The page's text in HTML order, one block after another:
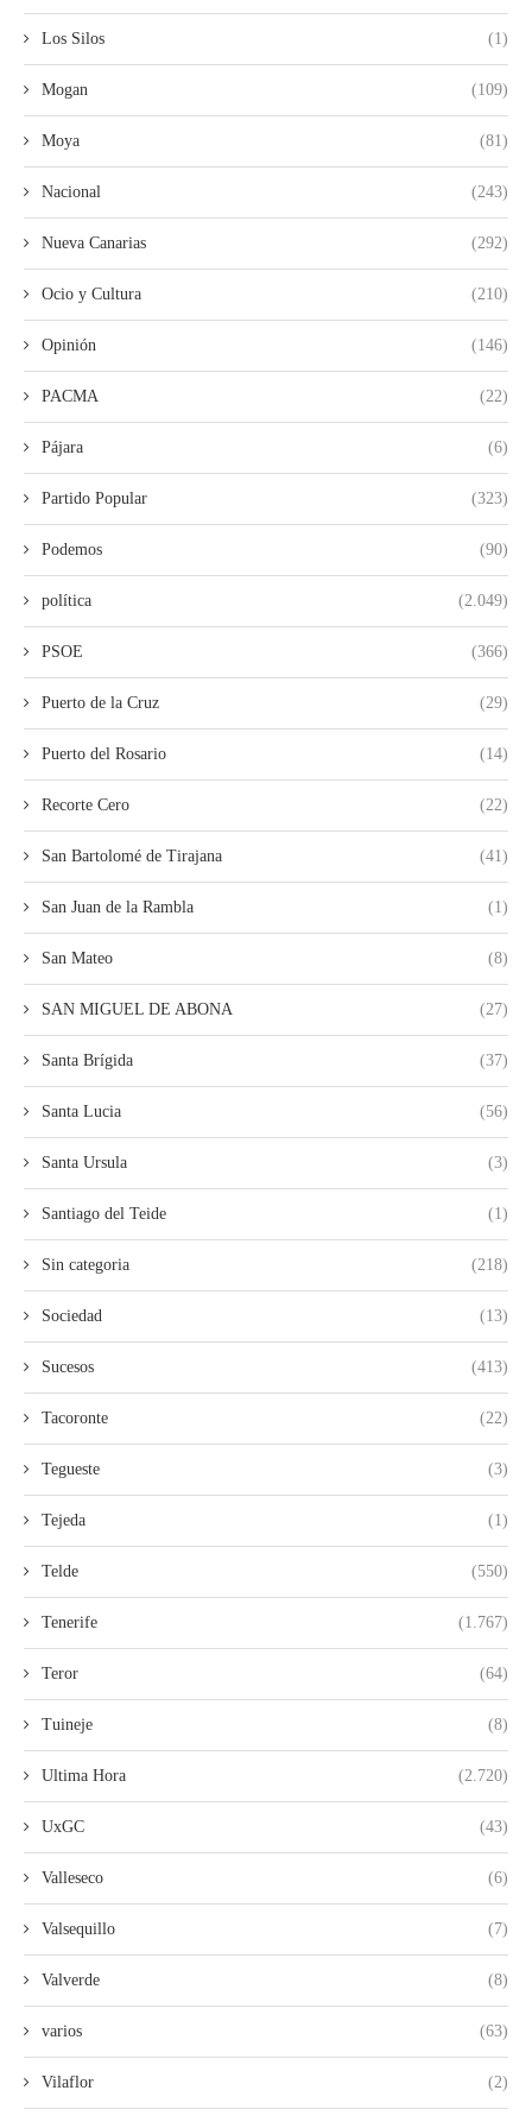
Los Silos (1)
Mogan (109)
Moya (81)
Nacional (243)
Nueva Canarias (292)
Ocio y Cultura (210)
Opinión (146)
PACMA (22)
Pájara (6)
Partido Popular (323)
Podemos (90)
política (2.049)
PSOE (366)
Puerto de la Cruz (29)
Puerto del Rosario (14)
Recorte Cero (22)
San Bartolomé de Tirajana (41)
San Juan de la Rambla (1)
San Mateo (8)
SAN MIGUEL DE ABONA (27)
Santa Brígida (37)
Santa Lucia (56)
Santa Ursula (3)
Santiago del Teide (1)
Sin categoria (218)
Sociedad (13)
Sucesos (413)
Tacoronte (22)
Tegueste (3)
Tejeda (1)
Telde (550)
Tenerife (1.767)
Teror (64)
Tuineje (8)
Ultima Hora (2.720)
UxGC (43)
Valleseco (6)
Valsequillo (7)
Valverde (8)
varios (63)
Vilaflor (2)